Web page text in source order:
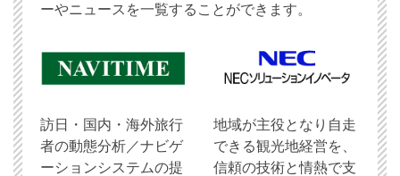
ーやニュースを一覧することができます。
訪日・国内・海外旅行
者の動態分析／ナビゲ
ーションシステムの提
地域が主役となり自走
できる観光地経営を、
信頼の技術と情熱で支